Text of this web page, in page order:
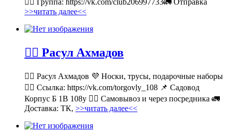
>>читать далее<<
💁‍♂ Расул Ахмадов
💁‍♂ Расул Ахмадов 💜 Носки, трусы, подарочные наборы
👉🏻 Ссылка: https://vk.com/torgovly_108 📌 Садовод
Корпус Б 1В 108у 🚶‍♂ Самовывоз и через посредника 🚛
Доставка: ТК, >>читать далее<<